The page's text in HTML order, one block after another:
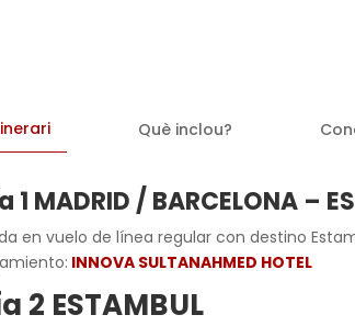
Què inclou?
1 MADRID / BARCELONA –
en vuelo de línea regular con destino
INNOVA SULTANAHMED HOTEL
2 ESTAMBUL